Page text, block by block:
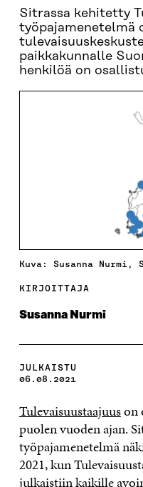
Sitrassa kehitetty
työpajamenetelmä
paikkakunnalle
henkilöä on
Kuva: Susanna Nurmi,
KIRJOITTAJA
Susanna Nurmi
JULKAISTU
06.08.2021
Tulevaisuustaajuuson
puolen vuoden ajan.
työpajamenetelmä
2021, kun
julkaistiin kaikille